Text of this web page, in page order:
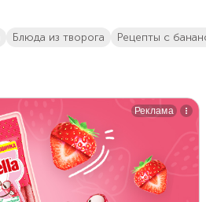
блюда из творога рецепты с